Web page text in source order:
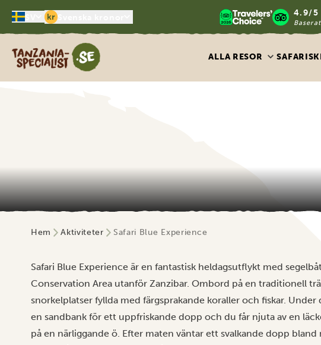
kr 4.9/5
Tanzania Specialist
ALLA RESOR SAFARIS
Hem Aktiviteter Safari Blue Experience
Safari Blue Experience är en fantastisk heldagsutflykt med
Conservation Area utanför Zanzibar. Ombord på en traditionell
snorkelplatser fyllda med färgsprakande koraller och fiskar. Under
en sandbank för ett uppfriskande dopp och du får njuta av en
på en närliggande ö. Efter maten väntar ett svalkande dopp